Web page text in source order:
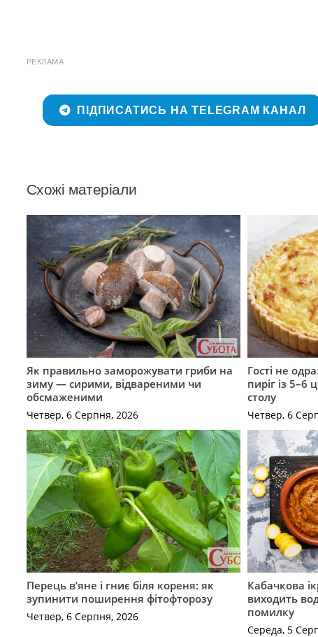
РЕКЛАМА
ПІДПИСАТИСЬ НА TELEGRAM КАНАЛ
Схожі матеріали
Як правильно заморожувати гриби на
зиму — сирими, відвареними чи
обсмаженими
Четвер, 6 Серпня, 2026
Гості не
пиріг із 5–6
столу
Четвер, 6
Перець в’яне і гниє біля кореня: як
зупинити поширення фітофторозу
Четвер, 6 Серпня, 2026
Кабачкова
виходить
помилку
Середа, 5